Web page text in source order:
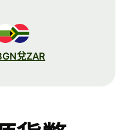
兌ZAR